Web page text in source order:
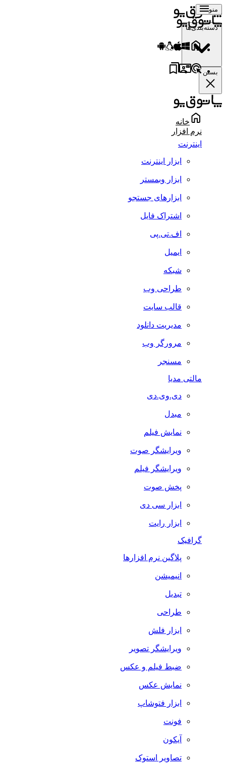
منو
دسته‌بندی‌ها
بستن
خانه
نرم افزار
اینترنت
ابزار اینترنت
ابزار وبمستر
ابزارهای جستجو
اشتراک فایل
اف.تی.پی
ایمیل
شبکه
طراحی وب
قالب سایت
مدیریت دانلود
مرورگر وب
مسنجر
مالتی مدیا
دی.وی.دی
مبدل
نمایش فیلم
ویرایشگر صوت
ویرایشگر فیلم
پخش صوت
ابزار سی دی
ابزار رایت
گرافیک
پلاگین نرم افزارها
انیمیشن
تبدیل
طراحی
ابزار فلش
ویرایشگر تصویر
ضبط فيلم و عكس
نمایش عکس
ابزار فتوشاپ
فونت
آیکون
تصاویر استوک